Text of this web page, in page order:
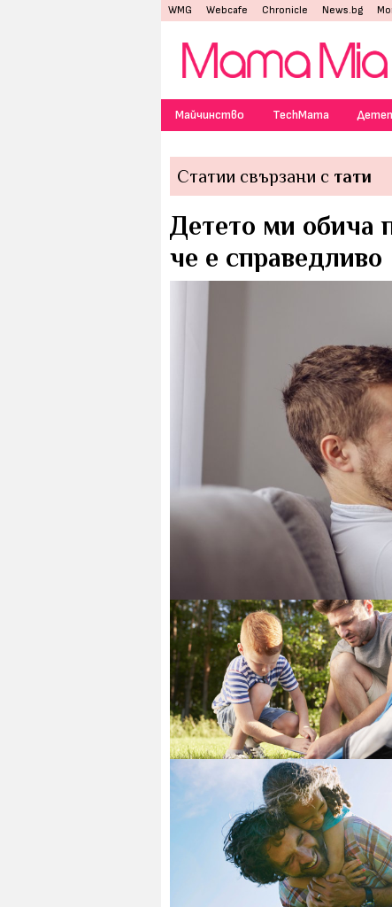
WMG Webcafe Chronicle News.bg
Майчинство TechMama
Статии свързани с тати
Детето ми обича
че е справедливо